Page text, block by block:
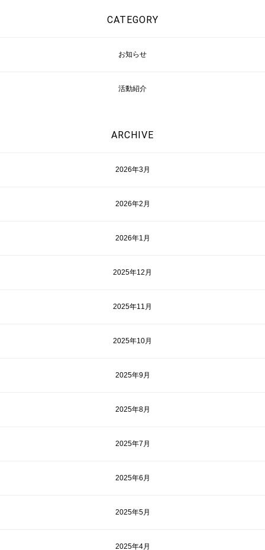
CATEGORY
お知らせ
活動紹介
ARCHIVE
2026年3月
2026年2月
2026年1月
2025年12月
2025年11月
2025年10月
2025年9月
2025年8月
2025年7月
2025年6月
2025年5月
2025年4月